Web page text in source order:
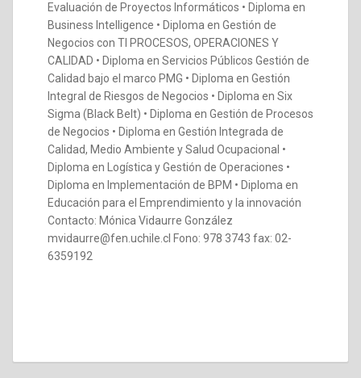
Evaluación de Proyectos Informáticos • Diploma en
Business Intelligence • Diploma en Gestión de
Negocios con TI PROCESOS, OPERACIONES Y
CALIDAD • Diploma en Servicios Públicos Gestión de
Calidad bajo el marco PMG • Diploma en Gestión
Integral de Riesgos de Negocios • Diploma en Six
Sigma (Black Belt) • Diploma en Gestión de Procesos
de Negocios • Diploma en Gestión Integrada de
Calidad, Medio Ambiente y Salud Ocupacional •
Diploma en Logística y Gestión de Operaciones •
Diploma en Implementación de BPM • Diploma en
Educación para el Emprendimiento y la innovación
Contacto: Mónica Vidaurre González
mvidaurre@fen.uchile.cl Fono: 978 3743 fax: 02-
6359192